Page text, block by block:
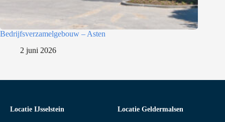
Bedrijfsverzamelgebouw – Asten
2 juni 2026
Locatie IJsselstein Locatie Geldermalsen